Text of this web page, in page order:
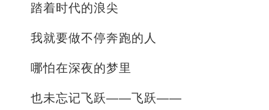
踏着时代的浪尖
我就要做不停奔跑的人
哪怕在深夜的梦里
也未忘记飞跃——飞跃——